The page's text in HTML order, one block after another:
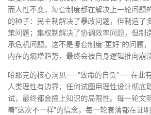
而人性不变。每套制度都在解决上一轮问题
的种子：民主制解决了暴政问题，但制造了
策问题；集权制解决了协调效率问题，但制
承危机问题。这不是哪套制度"更好"的问题
内在的熵增趋势，最终会被自身逻辑推向崩
哈耶克的核心洞见——"致命的自负"——在此有
人类理性有边界，任何试图用理性设计彻底
试，最终都会撞上知识的局限性。每一轮文
着"这次不一样"的信念，每一轮衰落都在证明